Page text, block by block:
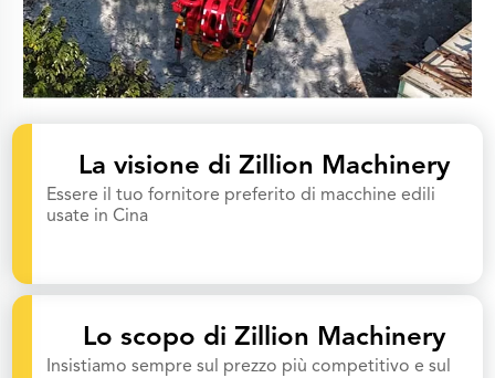
La visione di Zillion Machinery
Essere il tuo fornitore preferito di macchine edili
usate in Cina
Lo scopo di Zillion Machinery
Insistiamo sempre sul prezzo più competitivo e sul